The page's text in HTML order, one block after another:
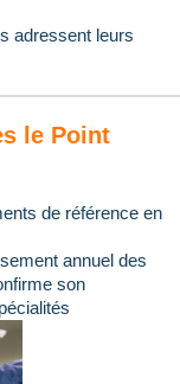
adressent leurs
le Point
de référence en
annuel des
son